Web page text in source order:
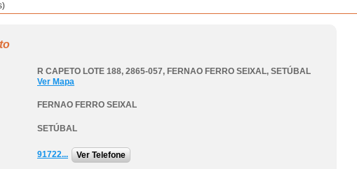
R CAPETO LOTE 188, 2865-057, FERNAO FERRO SEIXAL, SETÚBAL
Ver Mapa
FERNAO FERRO SEIXAL
SETÚBAL
91722... Ver Telefone